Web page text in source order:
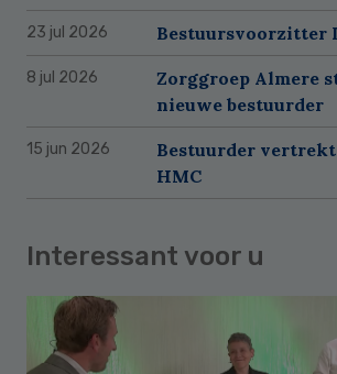
23 jul 2026 Bestuursvoorzitter
8 jul 2026
Zorggroep Almere
nieuwe bestuurder
15 jun 2026
Bestuurder
HMC
Interessant voor u